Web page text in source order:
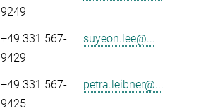
9249
+49 331 567-
9429
suyeon.lee@...
+49 331 567-
9425
petra.leibner@...